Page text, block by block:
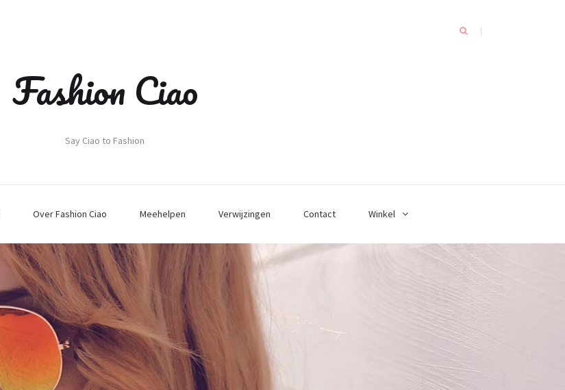
Fashion Ciao
Say Ciao to Fashion
Over Fashion Ciao Meehelpen Verwijzingen Contact Winkel